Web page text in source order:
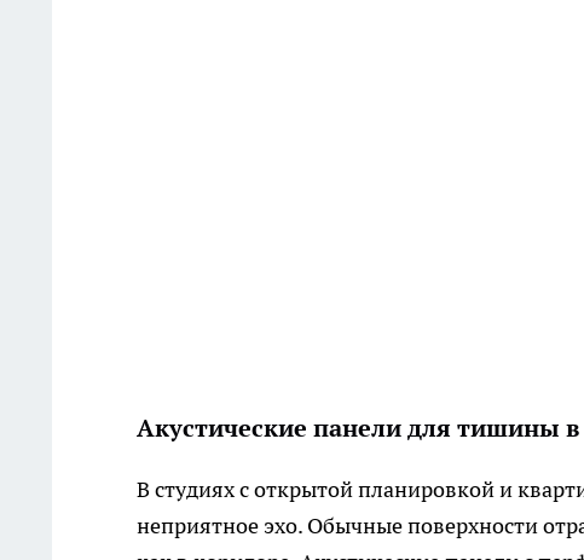
Акустические панели для тишины
В студиях с открытой планировкой и
неприятное эхо. Обычные поверхности